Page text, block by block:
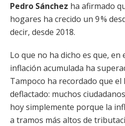
Pedro Sánchez ha afirmado
hogares ha crecido un 9 %
decir, desde 2018.
Lo que no ha dicho es que, en
inflación acumulada ha
Tampoco ha recordado que el
deflactado: muchos
hoy simplemente porque la
a tramos más altos de